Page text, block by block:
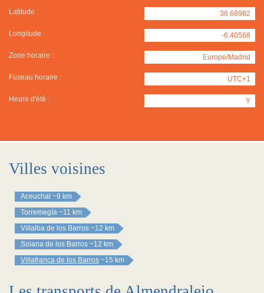
Latitude : 38.68982
Longitude : -6.40568
Zone horaire : Europe/Madrid
Fuseau horaire : UTC+1
Heure d'été : Y
Villes voisines
Aceuchal ~9 km
Torremegía ~11 km
Villalba de los Barros ~12 km
Solana de los Barros ~12 km
Villafranca de los Barros ~15 km